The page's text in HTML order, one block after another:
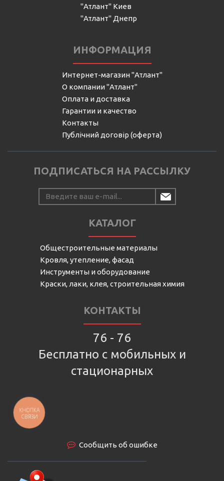
"Атлант" Киев
"Атлант" Днепр
ИНФОРМАЦИЯ
Интернет-магазин "Атлант"
О компании "Атлант"
Оплата и доставка
Гарантии и качество
Контакты
Публічний договір (оферта)
ПОДПИСАТЬСЯ НА РАССЫЛКУ
КАТАЛОГ
Общестроительные материалы
Кровля, утепление, фасад
Инструменты и оборудование
Краски, лаки, клея, строительная химия
КОНТАКТЫ
76 - 76
Бесплатно с мобильных и
стационарных
Сообщить об ошибке
КНОПКА
СВЯЗИ